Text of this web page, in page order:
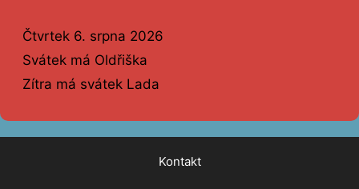
Čtvrtek 6. srpna 2026
Svátek má Oldřiška
Zítra má svátek Lada
Kontakt